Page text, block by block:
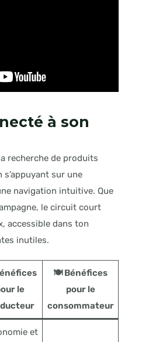
à son
recherche de produits
sur une
navigation intuitive. Que
le circuit court
accessible dans ton
inutiles.
le
🍽️ Bénéfices
pour le
consommateur
et